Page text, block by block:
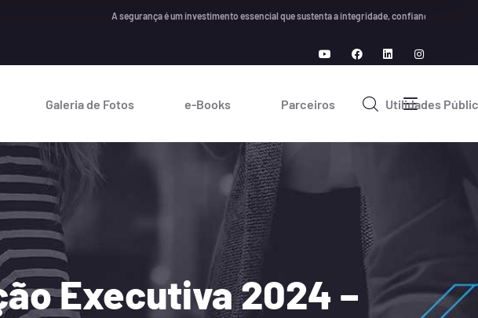
A segurança é um investimento essencial que sustenta a integridade, confiança e crescimento
Galeria de Fotos e-Books Parceiros Utilidades
Executiva 2024 –